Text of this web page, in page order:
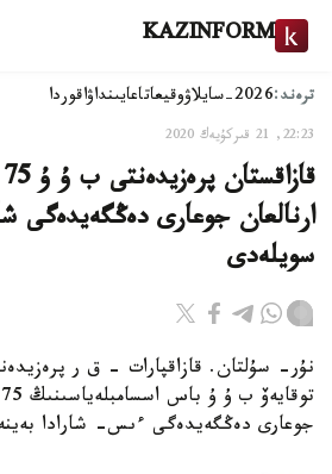
KAZINFORM
ترەند:2026-سايلاۋ وقيعاتاعايىنداۋاقوردا
22:23, 21 قىركۇيەك 2020
ارنالعان جوعارى دەڭگەيدەگى
سويلەدى
نۇر- سۇلتان. قازاقپارات – ق ر
جوعارى دەڭگەيدەگى ءىس- شارادا